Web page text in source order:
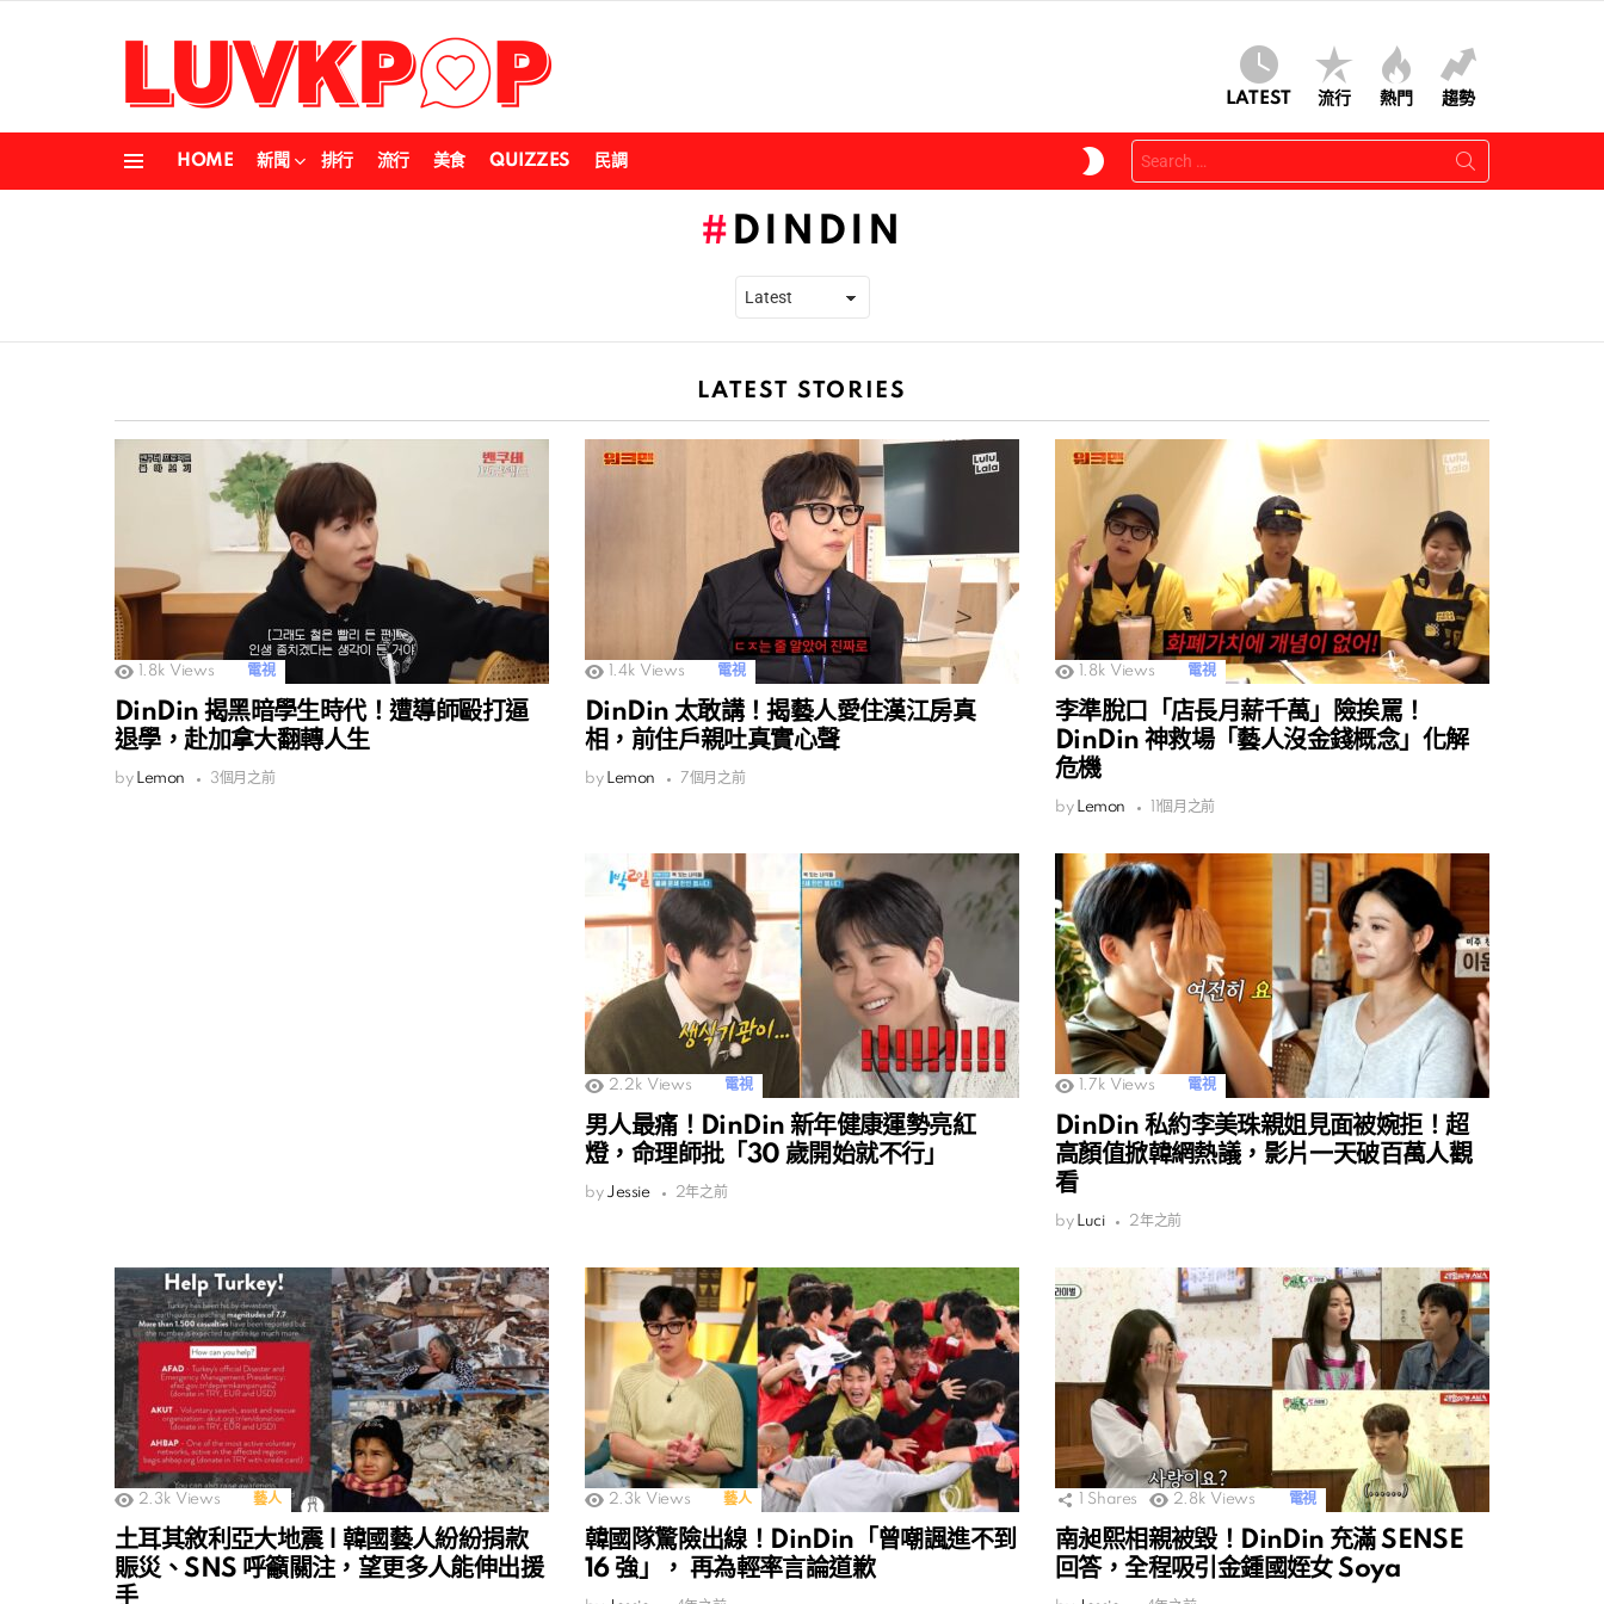
LATEST 流行 熱門 趨勢
HOME 新聞 排行 流行 美食 QUIZZES 民調
SKIN
Search
for:
DINDIN
LATEST STORIES
1.8k Views 電視
DinDin 揭黑暗學生時代！遭導師毆打逼
退學，赴加拿大翻轉人生
by Lemon 3個月之前
1.4k Views 電視
DinDin 太敢講！揭藝人愛住漢江房真
相，前住戶親吐真實心聲
by Lemon 7個月之前
1.8k Views 電視
李準脫口「店長月薪千萬」險挨罵！
DinDin 神救場「藝人沒金錢概念」化解
危機
by Lemon 11個月之前
2.2k Views 電視
男人最痛！DinDin 新年健康運勢亮紅
燈，命理師批「30 歲開始就不行」
by Jessie 2年之前
1.7k Views 電視
DinDin 私約李美珠親姐見面被婉拒！超
高顏值掀韓網熱議，影片一天破百萬人觀
看
by Luci 2年之前
2.3k Views 藝人
土耳其敘利亞大地震 | 韓國藝人紛紛捐款
賑災、SNS 呼籲關注，望更多人能伸出援
手
2.3k Views 藝人
韓國隊驚險出線！DinDin「曾嘲諷進不到
16 強」， 再為輕率言論道歉
Shares 2.8k Views 電視
南昶熙相親被毀！DinDin 充滿 SENSE
回答，全程吸引金鍾國姪女 Soya